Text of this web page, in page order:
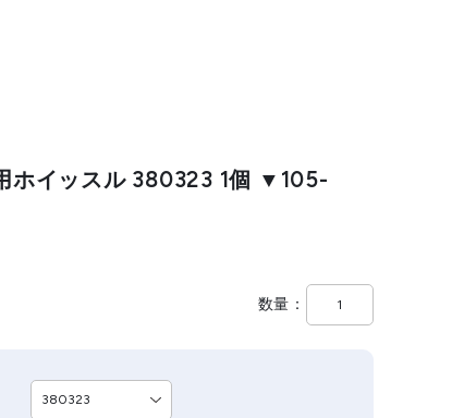
ホイッスル 380323 1個 ▼105-
数量